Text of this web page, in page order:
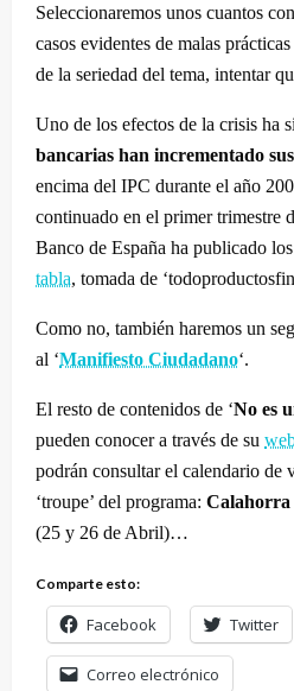
Seleccionaremos unos cuantos
casos evidentes de malas
de la seriedad del tema, intentar
Uno de los efectos de la crisis ha
bancarias han incrementado
encima del IPC durante el año
continuado en el primer trimestre
Banco de España ha publicado
tabla, tomada de
Como no, también haremos un
al ‘Manifiesto Ciudadano‘.
El resto de contenidos de ‘No es
pueden conocer a través de su
podrán consultar el calendario de
‘troupe’ del programa: Calahorra
(25 y 26 de Abril)…
Comparte esto:
Facebook Twitter
Correo electrónico